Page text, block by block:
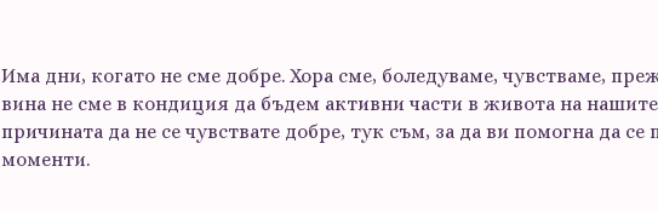
Има дни, когато не сме добре. Хора сме, боледуваме, чувстваме,
вина не сме в кондиция да бъдем активни части в живота на
причината да не се чувствате добре, тук съм, за да ви помогна да се
моменти.